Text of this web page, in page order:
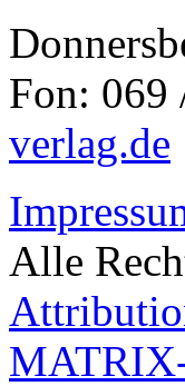
Fon:
verlag.de
Alle